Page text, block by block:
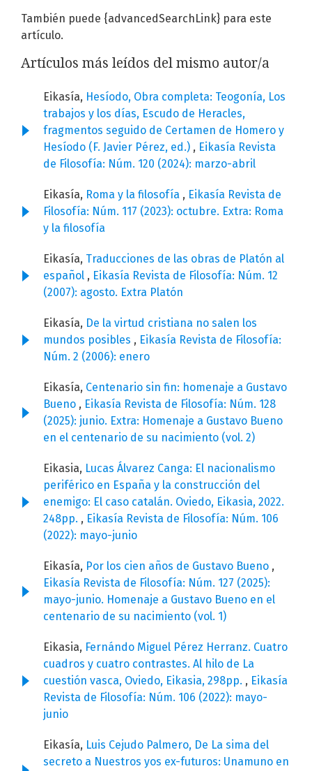
También puede {advancedSearchLink} para este
artículo.
Artículos más leídos del mismo autor/a
Eikasía, Hesíodo, Obra completa: Teogonía, Los
trabajos y los días, Escudo de Heracles,
fragmentos seguido de Certamen de Homero y
Hesíodo (F. Javier Pérez, ed.) , Eikasía Revista
de Filosofía: Núm. 120 (2024): marzo-abril
Eikasía, Roma y la filosofía , Eikasía Revista de
Filosofía: Núm. 117 (2023): octubre. Extra: Roma
y la filosofía
Eikasía, Traducciones de las obras de Platón al
español , Eikasía Revista de Filosofía: Núm. 12
(2007): agosto. Extra Platón
Eikasía, De la virtud cristiana no salen los
mundos posibles , Eikasía Revista de Filosofía:
Núm. 2 (2006): enero
Eikasía, Centenario sin fin: homenaje a Gustavo
Bueno , Eikasía Revista de Filosofía: Núm. 128
(2025): junio. Extra: Homenaje a Gustavo Bueno
en el centenario de su nacimiento (vol. 2)
Eikasia, Lucas Álvarez Canga: El nacionalismo
periférico en España y la construcción del
enemigo: El caso catalán. Oviedo, Eikasia, 2022.
248pp. , Eikasía Revista de Filosofía: Núm. 106
(2022): mayo-junio
Eikasía, Por los cien años de Gustavo Bueno ,
Eikasía Revista de Filosofía: Núm. 127 (2025):
mayo-junio. Homenaje a Gustavo Bueno en el
centenario de su nacimiento (vol. 1)
Eikasia, Fernándo Miguel Pérez Herranz. Cuatro
cuadros y cuatro contrastes. Al hilo de La
cuestión vasca, Oviedo, Eikasia, 298pp. , Eikasía
Revista de Filosofía: Núm. 106 (2022): mayo-
junio
Eikasía, Luis Cejudo Palmero, De La sima del
secreto a Nuestros yos ex-futuros: Unamuno en